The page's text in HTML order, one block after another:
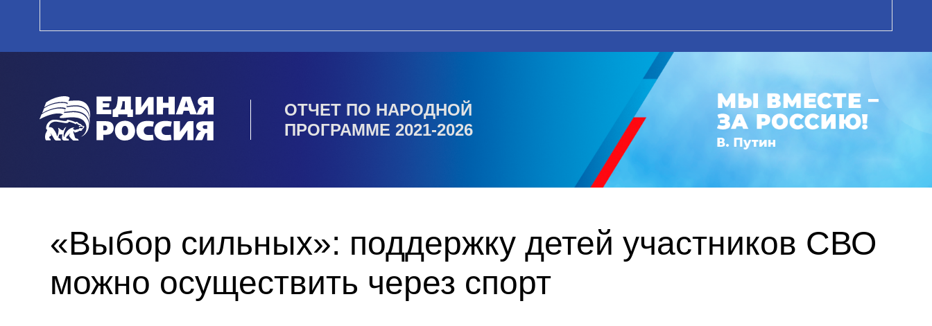
ОТЧЕТ ПО НАРОДНОЙ
ПРОГРАММЕ 2021-2026
«Выбор сильных»: поддержку детей участников СВО
можно осуществить через спорт